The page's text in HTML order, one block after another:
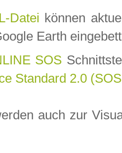
Datei können
Earth
SOS
Standard 2.0
auch zur